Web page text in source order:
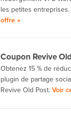
les petites entreprises.
offre »
Coupon Revive
Obtenez 15 % de
plugin de partage
Revive Old Post.Voir